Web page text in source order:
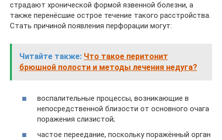
страдают хронической формой язвенной болезни, а
также перенёсшие острое течение такого расстройства.
Стать причиной появления перфорации могут:
Читайте также: Что такое перитонит
брюшной полости и методы лечения недуга?
воспалительные процессы, возникающие в
непосредственной близости от основного очага
поражения слизистой;
частое переедание, поскольку поражённый орган